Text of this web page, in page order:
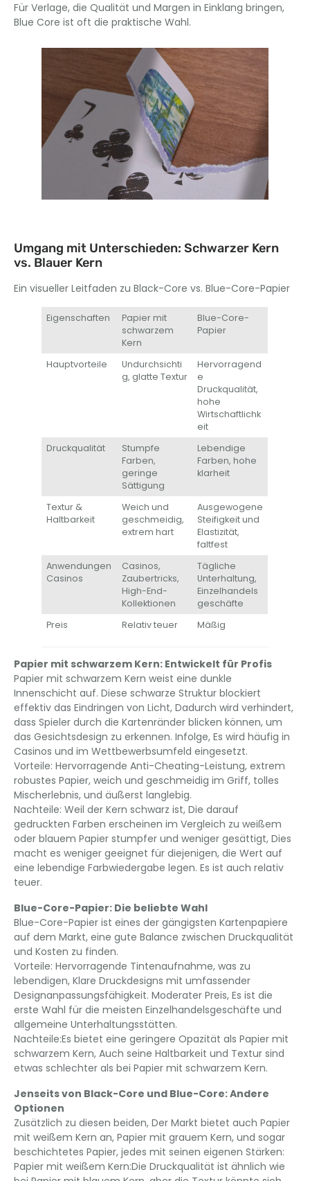
Für Verlage, die Qualität und Margen in Einklang bringen,
Blue Core ist oft die praktische Wahl.
Umgang mit Unterschieden: Schwarzer Kern
vs. Blauer Kern
Ein visueller Leitfaden zu Black-Core vs. Blue-Core-Papier
Eigenschaften
Papier mit
schwarzem
Kern
Blue-Core-
Papier
Hauptvorteile
Undurchsichti
g, glatte Textur
Hervorragend
e
Druckqualität,
hohe
Wirtschaftlichk
eit
Druckqualität
Stumpfe
Farben,
geringe
Sättigung
Lebendige
Farben, hohe
klarheit
​​Textur &
Haltbarkeit
Weich und
geschmeidig,
extrem hart
Ausgewogene
Steifigkeit und
Elastizität,
faltfest
Anwendungen​​
Casinos
Casinos,
Zaubertricks,
High-End-
Kollektionen
Tägliche
Unterhaltung,
Einzelhandels
geschäfte
​​Preis
Relativ teuer Mäßig
Papier mit schwarzem Kern: Entwickelt für Profis
Papier mit schwarzem Kern weist eine dunkle
Innenschicht auf. Diese schwarze Struktur blockiert
effektiv das Eindringen von Licht, Dadurch wird verhindert,
dass Spieler durch die Kartenränder blicken können, um
das Gesichtsdesign zu erkennen. Infolge, Es wird häufig in
Casinos und im Wettbewerbsumfeld eingesetzt.
Vorteile:​​ Hervorragende Anti-Cheating-Leistung, extrem
robustes Papier, weich und geschmeidig im Griff, tolles
Mischerlebnis, und äußerst langlebig.
Nachteile:​​ Weil der Kern schwarz ist, Die darauf
gedruckten Farben erscheinen im Vergleich zu weißem
oder blauem Papier stumpfer und weniger gesättigt, Dies
macht es weniger geeignet für diejenigen, die Wert auf
eine lebendige Farbwiedergabe legen. Es ist auch relativ
teuer.
Blue-Core-Papier: Die beliebte Wahl
Blue-Core-Papier ist eines der gängigsten Kartenpapiere
auf dem Markt, eine gute Balance zwischen Druckqualität
und Kosten zu finden.
Vorteile:​​ Hervorragende Tintenaufnahme, was zu
lebendigen, Klare Druckdesigns mit umfassender
Designanpassungsfähigkeit. Moderater Preis, Es ist die
erste Wahl für die meisten Einzelhandelsgeschäfte und
allgemeine Unterhaltungsstätten.
Nachteile:Es bietet eine geringere Opazität als Papier mit
schwarzem Kern, Auch seine Haltbarkeit und Textur sind
etwas schlechter als bei Papier mit schwarzem Kern.
Jenseits von Black-Core und Blue-Core: Andere
Optionen
Zusätzlich zu diesen beiden, Der Markt bietet auch Papier
mit weißem Kern an, Papier mit grauem Kern, und sogar
beschichtetes Papier, jedes mit seinen eigenen Stärken:
​​Papier mit weißem Kern:Die Druckqualität ist ähnlich wie